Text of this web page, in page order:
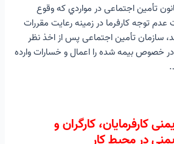
طبق ماده ۶۶ قانون تأمین اجتماعی در مواردي که وقوع
عدم توجه کارفرما در زمینه رعایت مقررات
سازمان تأمین اجتماعی پس از اخذ نظر
در خصوص بیمه شده را اعمال و خسارات وارده
کارفرمایان، کارگران و